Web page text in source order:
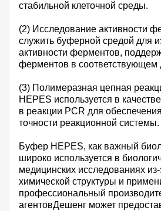
стабильной клеточной среды.
(2) Исследование активности
служить буферной средой для
активности ферментов,
ферментов в соответствующем
(3) Полимеразная цепная
HEPES используется в
в реакции PCR для
точности реакционной системы.
Буфер HEPES, как важный
широко используется в
медицинских исследованиях
химической структуры и
профессиональный
агентовДешенг может